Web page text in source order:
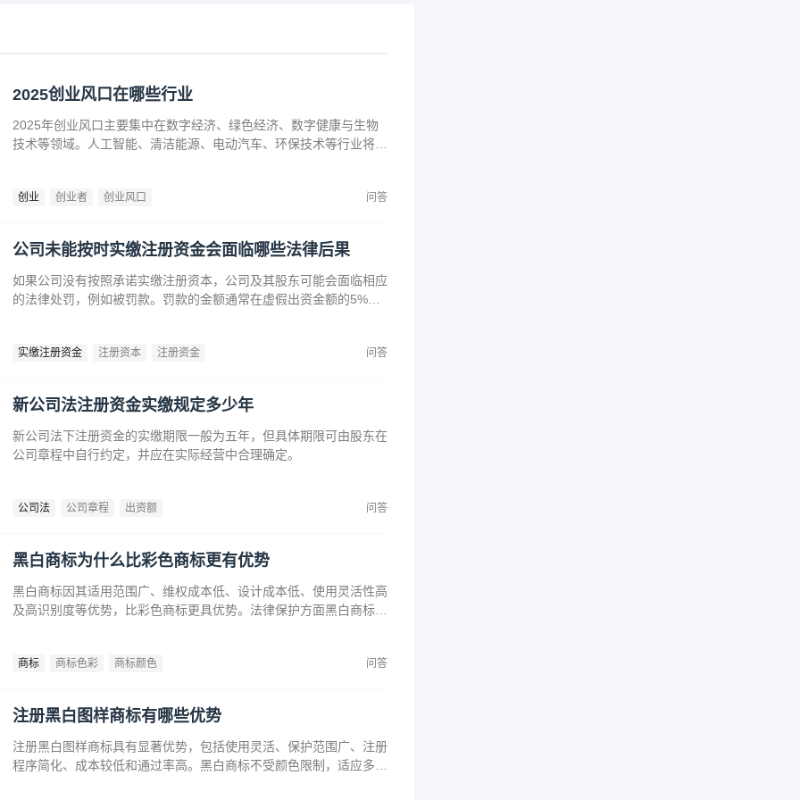
2025创业风口在哪些行业
2025年创业风口主要集中在数字经济、绿色经济、数字健康与生物
技术等领域。人工智能、清洁能源、电动汽车、环保技术等行业将迎
住这些前沿趋势，开拓新兴产业，创造商业价值。
创业 创业者 创业风口 问答
公司未能按时实缴注册资金会面临哪些法律后果
如果公司没有按照承诺实缴注册资本，公司及其股东可能会面临相应
的法律处罚，例如被罚款。罚款的金额通常在虚假出资金额的5%到
实缴注册资金 注册资本 注册资金 问答
新公司法注册资金实缴规定多少年
新公司法下注册资金的实缴期限一般为五年，但具体期限可由股东在
公司章程中自行约定，并应在实际经营中合理确定。
公司法 公司章程 出资额 问答
黑白商标为什么比彩色商标更有优势
黑白商标因其适用范围广、维权成本低、设计成本低、使用灵活性高
及高识别度等优势，比彩色商标更具优势。法律保护方面黑白商标更
商标 商标色彩 商标颜色 问答
注册黑白图样商标有哪些优势
注册黑白图样商标具有显著优势，包括使用灵活、保护范围广、注册
程序简化、成本较低和通过率高。黑白商标不受颜色限制，适应多样